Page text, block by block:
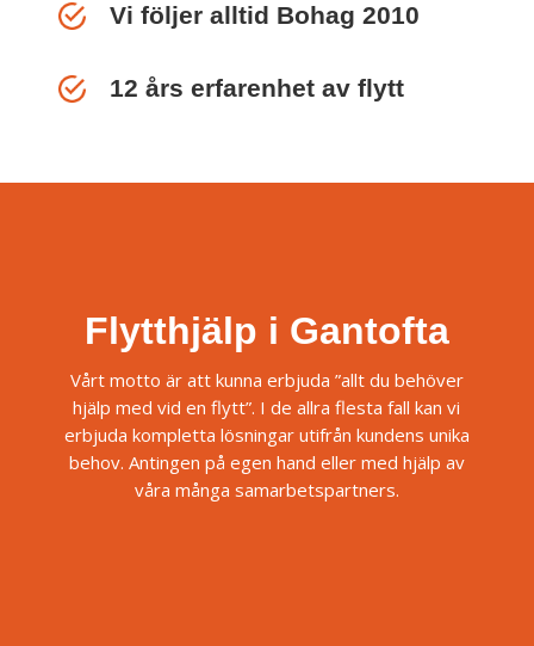
Vi följer alltid Bohag 2010
12 års erfarenhet av flytt
Flytthjälp i Gantofta
Vårt motto är att kunna erbjuda ”allt du behöver
hjälp med vid en flytt”. I de allra flesta fall kan vi
erbjuda kompletta lösningar utifrån kundens unika
behov. Antingen på egen hand eller med hjälp av
våra många samarbetspartners.